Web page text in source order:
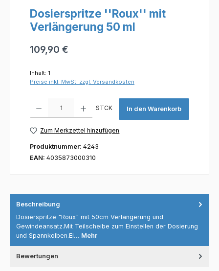
Dosierspritze ''Roux'' mit
Verlängerung 50 ml
Regulärer Preis:
109,90 €
Inhalt: 1
Preise inkl. MwSt. zzgl. Versandkosten
STCK In den Warenkorb
Zum Merkzettel hinzufügen
Produktnummer: 4243
EAN: 4035873000310
Beschreibung
Dosierspritze "Roux" mit 50cm Verlängerung und
Gewindeansatz.Mit Teilscheibe zum Einstellen der Dosierung
und Spannkolben.Ei… Mehr
Bewertungen